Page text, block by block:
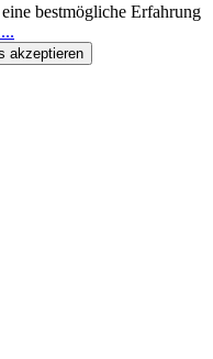
bestmögliche Erfahrung
akzeptieren